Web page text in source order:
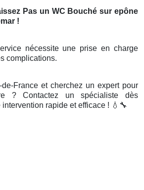
Pas un WC Bouché sur epône
!
nécessite une prise en charge
complications.
France et cherchez un expert pour
? Contactez un spécialiste dès
rapide et efficace ! 💧🔧